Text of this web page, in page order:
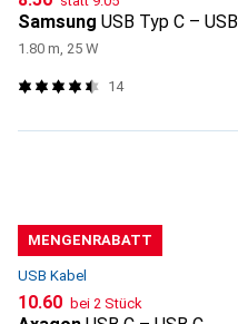
Samsung USB Typ C –
1.80 m, 25 W
14
MENGENRABATT
USB Kabel
CHF
10.60 bei 2 Stück